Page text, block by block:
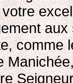
comme